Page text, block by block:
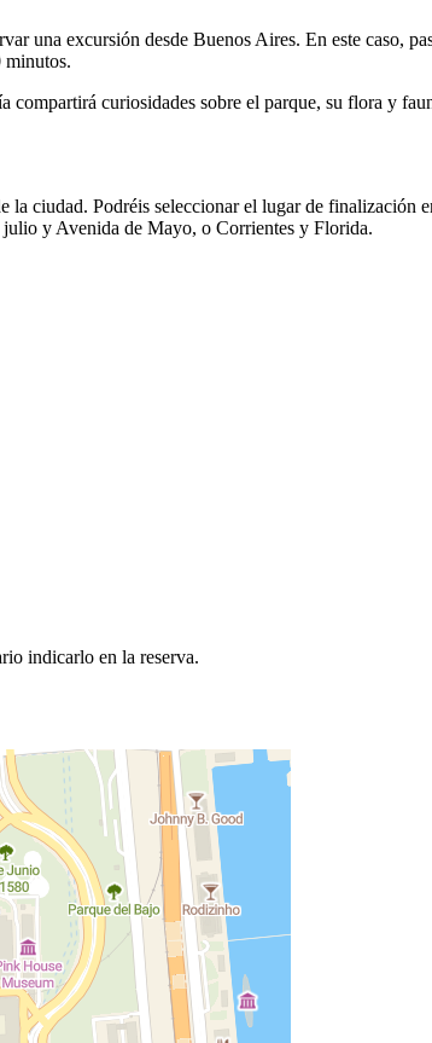
una excursión desde Buenos Aires. En este caso,
minutos.
curiosidades sobre el parque, su flora y
ciudad. Podréis seleccionar el lugar de
y Avenida de Mayo, o Corrientes y Florida.
indicarlo en la reserva.